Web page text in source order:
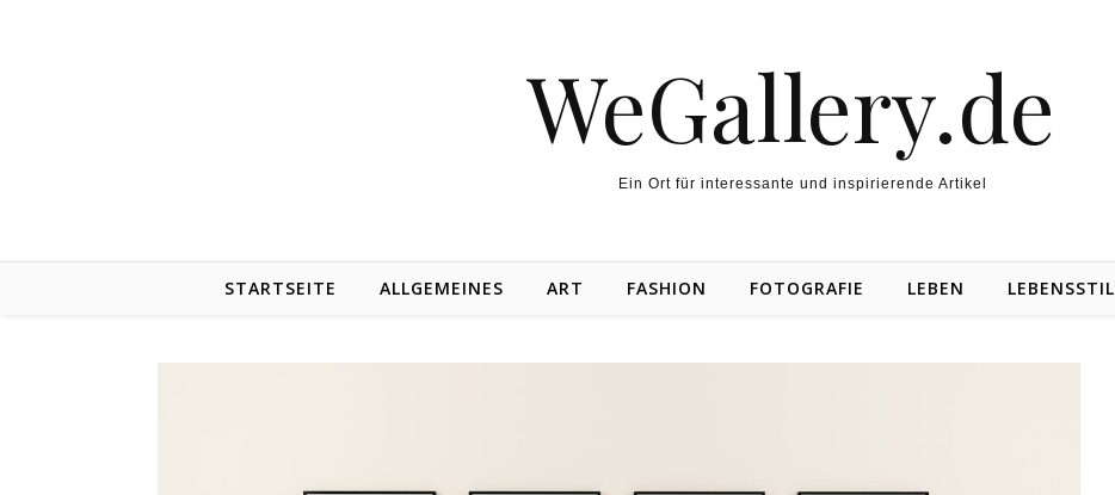
WeGallery.de
Ein Ort für interessante und inspirierende Artikel
STARTSEITE ALLGEMEINES ART FASHION FOTOGRAFIE LEBEN LEBENSSTIL